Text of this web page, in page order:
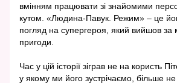
вмінням працювати зі знайомими
кутом. «Людина-Павук. Режим» – це
погляд на супергероя, який вийшов за
пригоди.
Час у цій історії зіграв не на користь
у якому ми його зустрічаємо, більше